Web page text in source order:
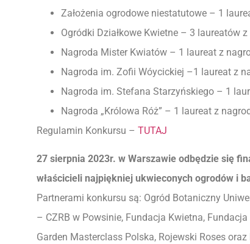
Założenia ogrodowe niestatutowe – 1
Ogródki Działkowe Kwietne – 3 laureatów
Nagroda Mister Kwiatów – 1 laureat z
Nagroda im. Zofii Wóycickiej –1 laureat z
Nagroda im. Stefana Starzyńskiego – 1
Nagroda „Królowa Róż” – 1 laureat z
Regulamin Konkursu – TUTAJ
27 sierpnia 2023r. w Warszawie odbędzie się
właścicieli najpiękniej ukwieconych ogrodów i
Partnerami konkursu są: Ogród Botaniczny
– CZRB w Powsinie, Fundacja Kwietna,
Garden Masterclass Polska, Rojewski Roses oraz